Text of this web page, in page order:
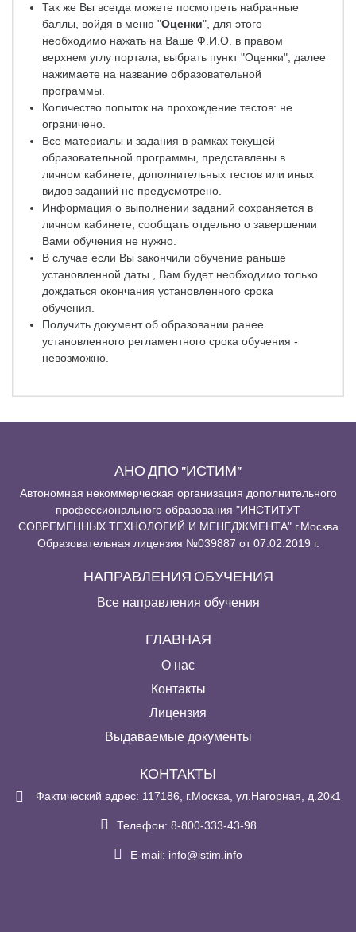
Так же Вы всегда можете посмотреть набранные
баллы, войдя в меню "Оценки", для этого
необходимо нажать на Ваше Ф.И.О. в правом
верхнем углу портала, выбрать пункт "Оценки", далее
нажимаете на название образовательной
программы.
Количество попыток на прохождение тестов: не
ограничено.
Все материалы и задания в рамках текущей
образовательной программы, представлены в
личном кабинете, дополнительных тестов или иных
видов заданий не предусмотрено.
Информация о выполнении заданий сохраняется в
личном кабинете, сообщать отдельно о завершении
Вами обучения не нужно.
В случае если Вы закончили обучение раньше
установленной даты , Вам будет необходимо только
дождаться окончания установленного срока
обучения.
Получить документ об образовании ранее
установленного регламентного срока обучения -
невозможно.
АНО ДПО "ИСТИМ"
Автономная некоммерческая организация дополнительного
профессионального образования "ИНСТИТУТ
СОВРЕМЕННЫХ ТЕХНОЛОГИЙ И МЕНЕДЖМЕНТА" г.Москва
Образовательная лицензия №039887 от 07.02.2019 г.
НАПРАВЛЕНИЯ ОБУЧЕНИЯ
Все направления обучения
ГЛАВНАЯ
О нас
Контакты
Лицензия
Выдаваемые документы
КОНТАКТЫ
Фактический адрес: 117186, г.Москва, ул.Нагорная, д.20к1
Телефон: 8-800-333-43-98
E-mail: info@istim.info